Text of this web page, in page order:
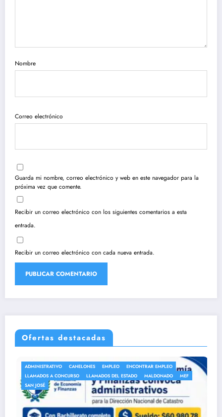
Nombre
Correo electrónico
Guarda mi nombre, correo electrónico y web en este navegador para la
próxima vez que comente.
Recibir un correo electrónico con los siguientes comentarios a esta
entrada.
Recibir un correo electrónico con cada nueva entrada.
Ofertas destacadas
ADMINISTRATIVO CANELONES EMPLEO
ENCONTRAR EMPLEO
LLAMADOS A CONCURSO
LLAMADOS DEL ESTADO MALDONADO
MEF
SAN JOSÉ